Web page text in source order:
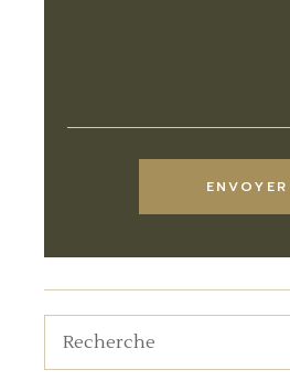
ENVOYER
Recherche
pour: